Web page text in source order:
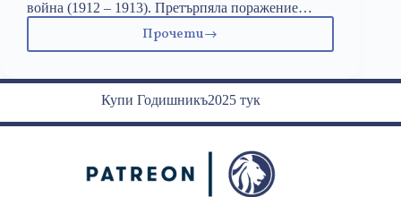
война (1912 – 1913). Претърпяла поражение…
Прочети
30
Подписването
на
Лондонския
договор
Купи Годишникъ2025 тук